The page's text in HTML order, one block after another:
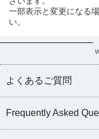
一部表示と変更になる
い。
よくあるご質問
Frequently Asked